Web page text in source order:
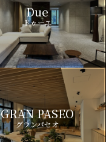
Due
ドゥーエ
GRAN PASEO
グランパセオ